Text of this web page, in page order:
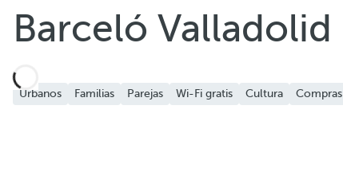
Añadir a favoritos
Ver más fotos y videos
Barceló Valladolid
Urbanos Familias Parejas Wi-Fi gratis Cultura Compras